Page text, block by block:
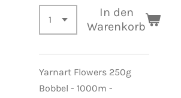
In den
Warenkorb
Yarnart Flowers 250g
Bobbel - 1000m -